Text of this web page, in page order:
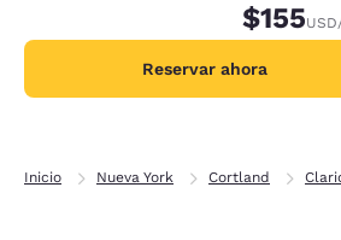
$155USD
Reservar ahora
Inicio Nueva York Cortland